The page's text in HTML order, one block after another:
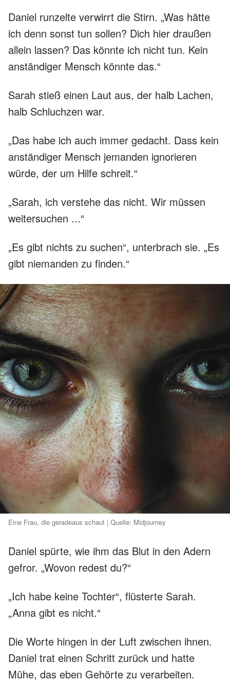
Daniel runzelte verwirrt die Stirn. „Was hätte
ich denn sonst tun sollen? Dich hier draußen
allein lassen? Das könnte ich nicht tun. Kein
anständiger Mensch könnte das.“
Sarah stieß einen Laut aus, der halb Lachen,
halb Schluchzen war.
„Das habe ich auch immer gedacht. Dass kein
anständiger Mensch jemanden ignorieren
würde, der um Hilfe schreit.“
„Sarah, ich verstehe das nicht. Wir müssen
weitersuchen ...“
„Es gibt nichts zu suchen“, unterbrach sie. „Es
gibt niemanden zu finden.“
Eine Frau, die geradeaus schaut | Quelle: Midjourney
Daniel spürte, wie ihm das Blut in den Adern
gefror. „Wovon redest du?“
„Ich habe keine Tochter“, flüsterte Sarah.
„Anna gibt es nicht.“
Die Worte hingen in der Luft zwischen ihnen.
Daniel trat einen Schritt zurück und hatte
Mühe, das eben Gehörte zu verarbeiten.